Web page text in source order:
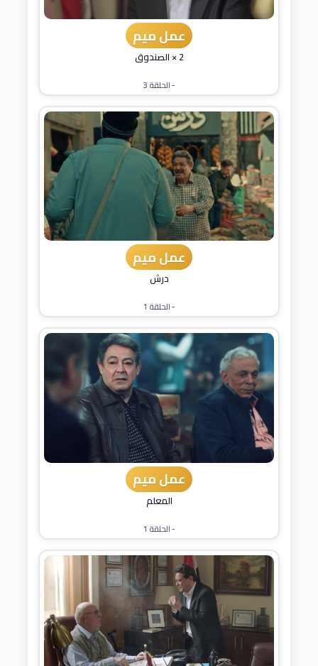
عمل ميم
2 × الصندوق
- الحلقة 3
عمل ميم
درش
- الحلقة 1
عمل ميم
المعلم
- الحلقة 1